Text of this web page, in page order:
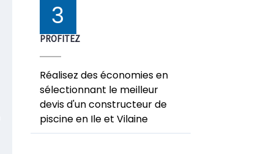
3
PROFITEZ
Réalisez des économies en
sélectionnant le meilleur
devis d'un constructeur de
piscine en Ile et Vilaine